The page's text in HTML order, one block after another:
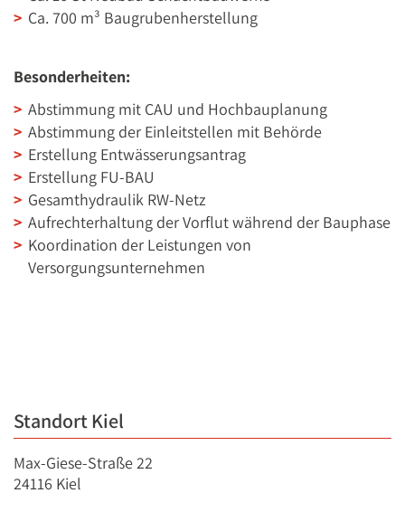
Ca. 700 m³ Baugrubenherstellung
Besonderheiten:
Abstimmung mit CAU und Hochbauplanung
Abstimmung der Einleitstellen mit Behörde
Erstellung Entwässerungsantrag
Erstellung FU-BAU
Gesamthydraulik RW-Netz
Aufrechterhaltung der Vorflut während der Bauphase
Koordination der Leistungen von
Versorgungsunternehmen
Standort Kiel
Max-Giese-Straße 22
24116 Kiel